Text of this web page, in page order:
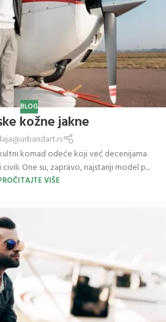
BLOG
kožne jakne
komad odeće koji već decenijama
One su, zapravo, najstariji model p...
VIŠE